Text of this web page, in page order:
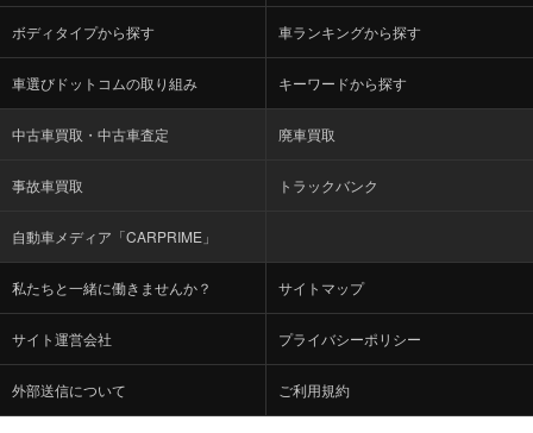
ボディタイプから探す 車ランキングから探す
車選びドットコムの取り組み キーワードから探す
中古車買取・中古車査定 廃車買取
事故車買取 トラックバンク
自動車メディア「CARPRIME」
私たちと一緒に働きませんか？ サイトマップ
サイト運営会社 プライバシーポリシー
外部送信について ご利用規約